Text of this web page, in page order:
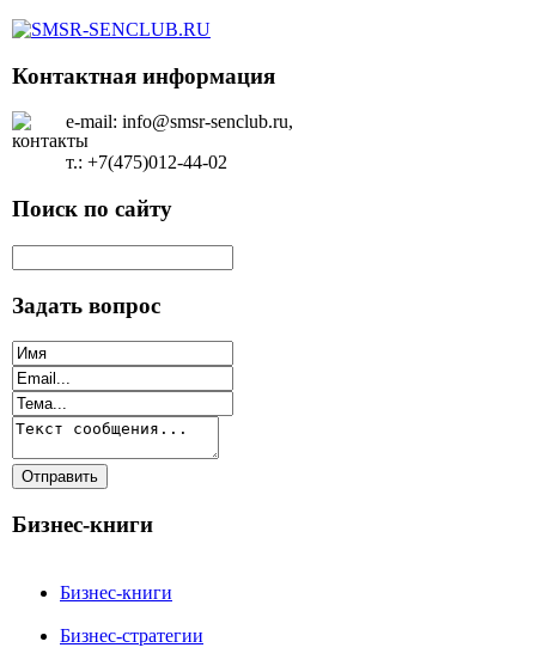
Контактная информация
e-mail: info@smsr-senclub.ru,
т.: +7(475)012-44-02
Поиск по сайту
Задать вопрос
Бизнес-книги
Бизнес-книги
Бизнес-стратегии